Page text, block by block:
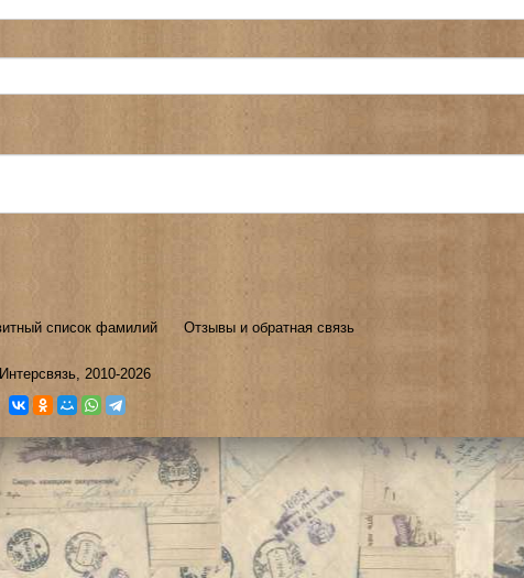
список фамилий Отзывы и обратная связь
Интерсвязь , 2010-2026